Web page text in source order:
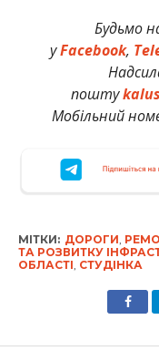
Будьмо
уFacebook,
пошту
Мобільний
МІТКИ: ДОРОГИ
ТА РОЗВИТКУ
ОБЛАСТІ СТУДІНКА